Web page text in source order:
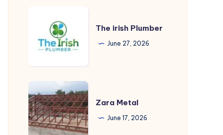
Carpet
Plumber
The irish Plumber
June 27, 2026
Metal
Zara Metal
June 17, 2026